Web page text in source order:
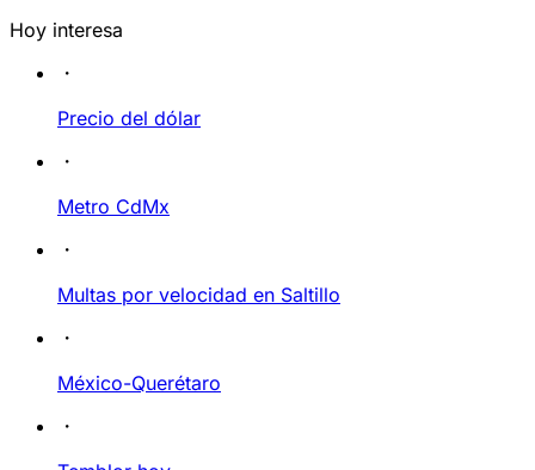
Hoy interesa
Precio del dólar
Metro CdMx
Multas por velocidad en Saltillo
México-Querétaro